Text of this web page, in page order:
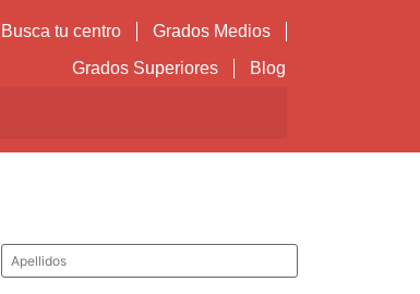
Busca tu centro
Grados Medios
Grados Superiores
Blog
Apellidos
*